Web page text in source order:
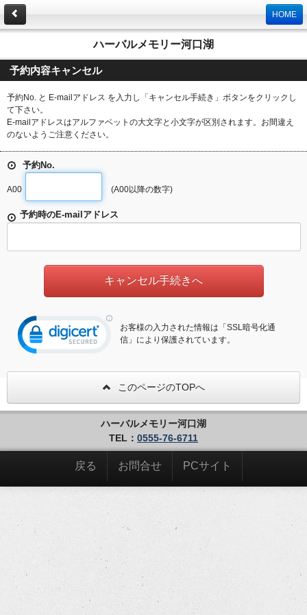
HOME
ハーバルメモリー河口湖
予約内容キャンセル
予約No. と E-mailアドレス を入力し「キャンセル手続き」ボタンをクリックし
て下さい。
E-mailアドレスはアルファベットの大文字と小文字が区別されます。お間違え
のないようご注意ください。
予約No.
A00 (A00以降の数字)
予約時のE-mailアドレス
お客様の入力された情報は「SSL暗号化通
信」により保護されています。
このページのTOPへ
ハーバルメモリー河口湖
TEL： 0555-76-6711
戻る お問合せ PCサイト